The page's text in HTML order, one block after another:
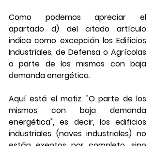
Como podemos apreciar el
apartado d) del citado artículo
indica como excepción los Edificios
Industriales, de Defensa o Agrícolas
o parte de los mismos con baja
demanda energética.
Aquí está el matiz. "O parte de los
mismos con baja demanda
energética", es decir, los edificios
industriales (naves industriales) no